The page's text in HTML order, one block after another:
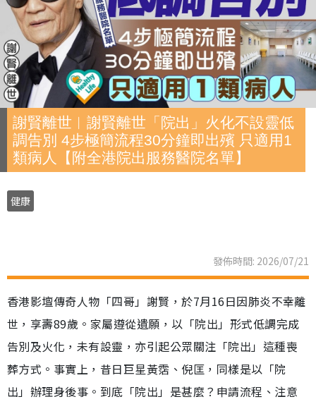
謝賢離世︱謝賢離世「院出」火化不設靈低
調告別 4步極簡流程30分鐘即出殯 只適用1
類病人【附全港院出服務醫院名單】
健康
發佈時間: 2026/07/21
香港影壇傳奇人物「四哥」謝賢，於7月16日因肺炎不幸離
世，享壽89歲。家屬遵從遺願，以「院出」形式低調完成
告別及火化，未有設靈，亦引起公眾關注「院出」這種喪
葬方式。事實上，昔日巨星黃霑、倪匡，同樣是以「院
出」辦理身後事。到底「院出」是甚麼？申請流程、注意